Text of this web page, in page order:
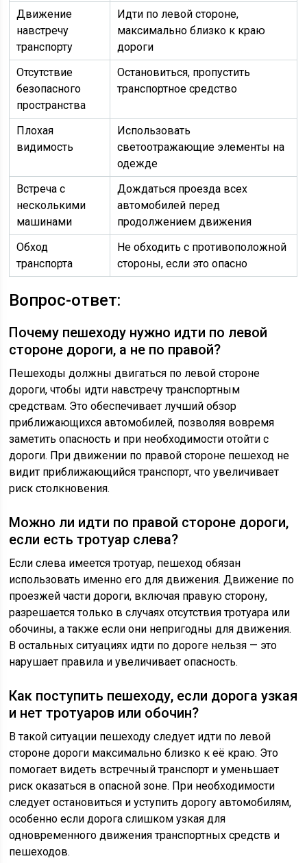
Движение
навстречу
транспорту
Идти по левой стороне,
максимально близко к краю
дороги
Отсутствие
безопасного
пространства
Остановиться, пропустить
транспортное средство
Плохая
видимость
Использовать
светоотражающие элементы на
одежде
Встреча с
несколькими
машинами
Дождаться проезда всех
автомобилей перед
продолжением движения
Обход
транспорта
Не обходить с противоположной
стороны, если это опасно
Вопрос-ответ:
Почему пешеходу нужно идти по левой
стороне дороги, а не по правой?
Пешеходы должны двигаться по левой стороне
дороги, чтобы идти навстречу транспортным
средствам. Это обеспечивает лучший обзор
приближающихся автомобилей, позволяя вовремя
заметить опасность и при необходимости отойти с
дороги. При движении по правой стороне пешеход не
видит приближающийся транспорт, что увеличивает
риск столкновения.
Можно ли идти по правой стороне дороги,
если есть тротуар слева?
Если слева имеется тротуар, пешеход обязан
использовать именно его для движения. Движение по
проезжей части дороги, включая правую сторону,
разрешается только в случаях отсутствия тротуара или
обочины, а также если они непригодны для движения.
В остальных ситуациях идти по дороге нельзя — это
нарушает правила и увеличивает опасность.
Как поступить пешеходу, если дорога узкая
и нет тротуаров или обочин?
В такой ситуации пешеходу следует идти по левой
стороне дороги максимально близко к её краю. Это
помогает видеть встречный транспорт и уменьшает
риск оказаться в опасной зоне. При необходимости
следует остановиться и уступить дорогу автомобилям,
особенно если дорога слишком узкая для
одновременного движения транспортных средств и
пешеходов.